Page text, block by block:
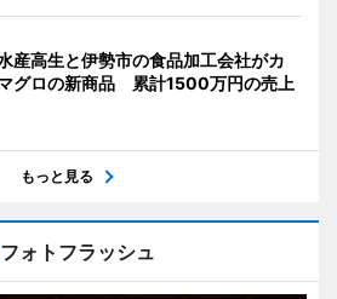
産高生と伊勢市の食品加工会社がカ
グロの新商品 累計1500万円の売上
もっと見る
フォトフラッシュ